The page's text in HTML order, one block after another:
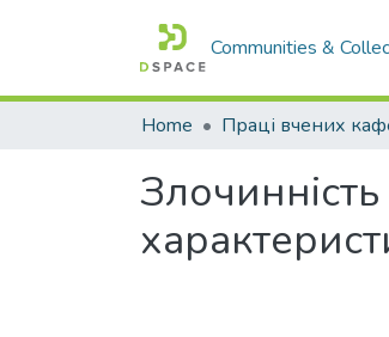
Communities &
Home Праці вчених